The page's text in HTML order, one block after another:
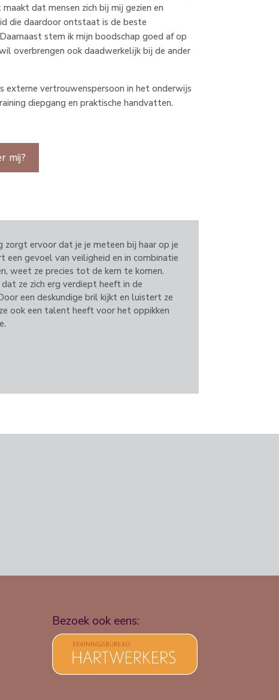
dat mensen zich bij mij gezien en
die daardoor ontstaat is de beste
stem ik mijn boodschap goed af op
overbrengen ook daadwerkelijk bij de ander
externe vertrouwenspersoon in het onderwijs
diepgang en praktische handvatten.
mij?
zorgt ervoor dat je je meteen bij haar op je
een gevoel van veiligheid en in combinatie
weet ze precies tot de kern te komen.
ze zich erg verdiept heeft in de
een deskundige bril kijkt en luistert ze
ook een talent heeft voor het oppikken
Bezoek ook eens: